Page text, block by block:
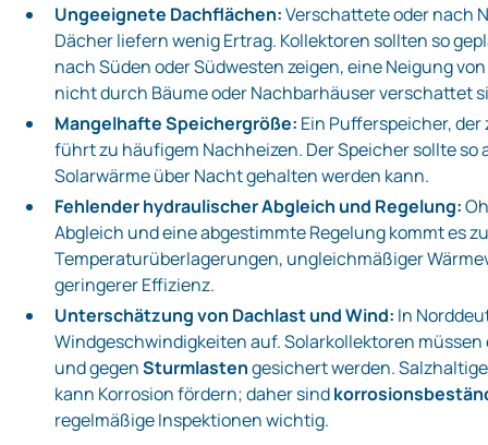
Ungeeignete Dachflächen:Verschattete oder nach
Dächer liefern wenig Ertrag. Kollektoren sollten so
nach Süden oder Südwesten zeigen, eine Neigung
nicht durch Bäume oder Nachbarhäuser verschattet
Mangelhafte Speichergröße: Ein Pufferspeicher,
führt zu häufigem Nachheizen. Der Speicher sollte so
Solarwärme über Nacht gehalten werden kann.
Fehlender hydraulischer Abgleich und Regelung:
Abgleich und eine abgestimmte Regelung kommt es
Temperaturüberlagerungen, ungleichmäßiger
geringerer Effizienz.
Unterschätzung von Dachlast und Wind: In
Windgeschwindigkeiten auf. Solarkollektoren
und gegenSturmlastengesichert werden.
kann Korrosion fördern; daher sind
regelmäßige Inspektionen wichtig.